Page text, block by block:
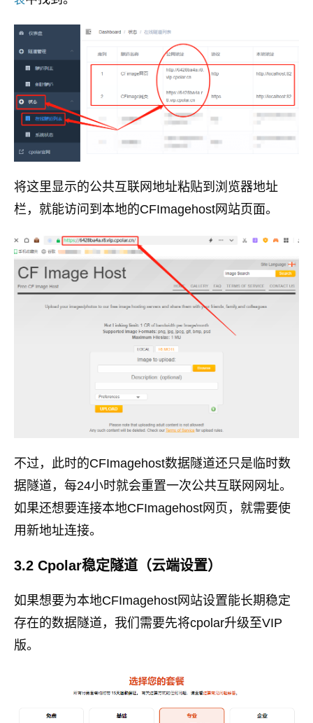
将这里显示的公共互联网地址粘贴到浏览器地址
栏，就能访问到本地的CFImagehost网站页面。
不过，此时的CFImagehost数据隧道还只是临时数
据隧道，每24小时就会重置一次公共互联网网址。
如果还想要连接本地CFImagehost网页，就需要使
用新地址连接。
3.2 Cpolar稳定隧道（云端设置）
如果想要为本地CFImagehost网站设置能长期稳定
存在的数据隧道，我们需要先将cpolar升级至VIP
版。